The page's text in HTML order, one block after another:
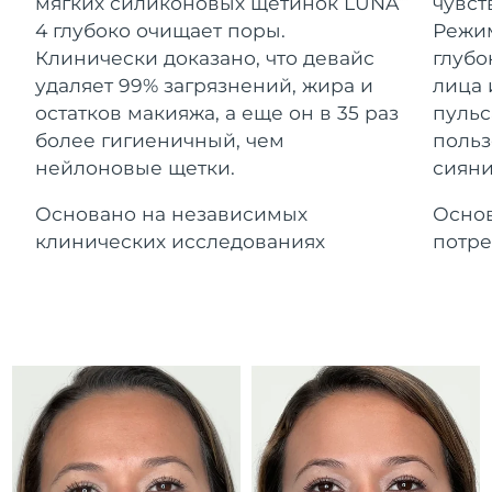
4 глубоко очищает поры.
Клинически доказано, что девайс
удаляет 99% загрязнений, жира и
остатков макияжа, а еще он в 35 раз
более гигиеничный, чем
нейлоновые щетки.
Основано на независимых
клинических исследованиях
лица
For healthy hair
Косметика Для мужчин
Купить
Гибралтар
Ожидаемая дата доставки
13/08/2026
Греция
Ожидаемая дата доставки
Гонконг (САР)
Ожидаемая дата доставки
10/08/2026
Венгрия
Ожидаемая дата доставки
07/08/2026
Ирландия
Ожидаемая дата доставки
09/08/2026
о-в Мэн
Ожидаемая дата доставки